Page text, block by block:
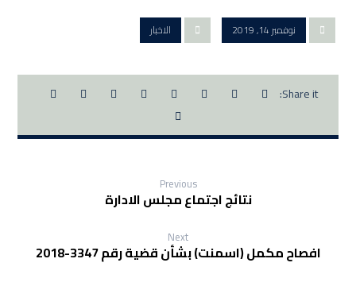
نوفمبر 14, 2019 الاخبار
Previous
نتائج اجتماع مجلس الادارة
Next
افصاح مكمل (اسمنت) بشأن قضية رقم 3347-2018